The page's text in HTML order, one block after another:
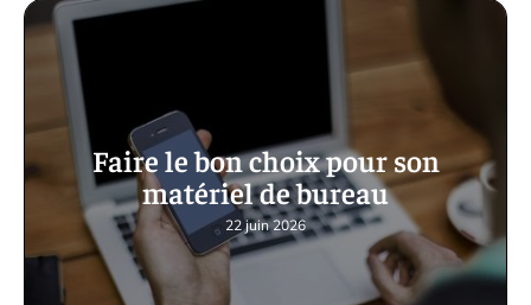
Faire le bon choix pour son
matériel de bureau
22 juin 2026